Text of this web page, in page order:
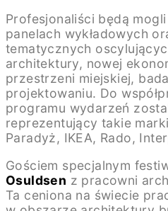
Profesjonaliści będą
panelach wykładowych
tematycznych
architektury, nowej
przestrzeni miejskiej,
projektowaniu. Do
programu wydarzeń
reprezentujący takie
Paradyż, IKEA, Rado,
Gościem specjalnym
Osuldsen z pracowni
Ta ceniona na świecie